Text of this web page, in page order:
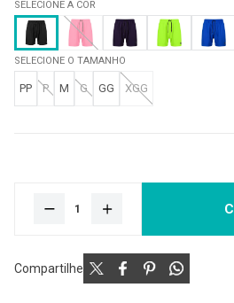
SELECIONE O TAMANHO
PP P M G GG XGG
SELECIONE A COR
Compartilhe